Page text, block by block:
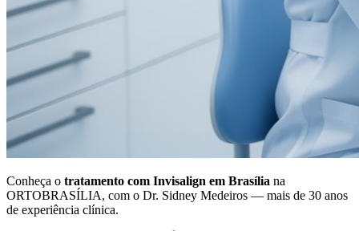
Conheça o tratamento com Invisalign em Brasília na
ORTOBRASÍLIA, com o Dr. Sidney Medeiros — mais de 30 anos
de experiência clínica.